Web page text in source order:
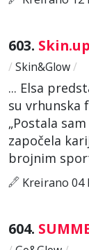
603.
/ Skin&Glow/
... Elsa
su vrhunska
„Postala
započela
brojnim
Kreirano 04
604.